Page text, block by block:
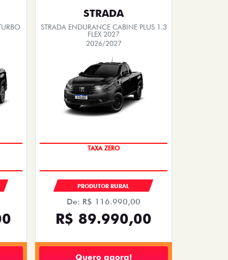
STRADA
STRADA ENDURANCE CABINE PLUS 1.3
FLEX 2027
2026/2027
OPORTUNIDADE
PRODUTOR RURAL
De: R$ 116.990,00
R$ 89.990,00
Quero agora!